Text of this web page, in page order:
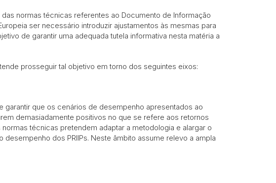
normas técnicas referentes ao Documento de Informação
ser necessário introduzir ajustamentos às mesmas para
de garantir uma adequada tutela informativa nesta matéria a
prosseguir tal objetivo em torno dos seguintes eixos:
garantir que os cenários de desempenho apresentados ao
demasiadamente positivos no que se refere aos retornos
técnicas pretendem adaptar a metodologia e alargar o
dos PRIIPs. Neste âmbito assume relevo a ampla